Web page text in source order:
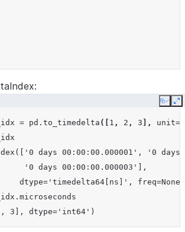
Copy
= pd . to_timedelta ([ 1 , 2 , 3 ], unit=
days 00:00:00.000001', '0 days
'0 days 00:00:00.000003'],
dtype='timedelta64[ns]', freq=None)
. microseconds
3], dtype='int64')